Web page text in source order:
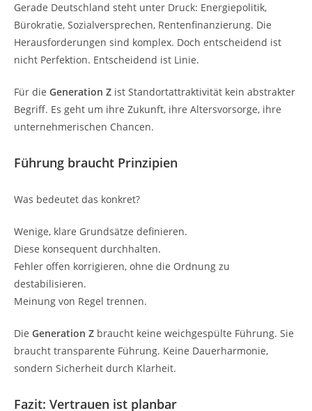
Gerade Deutschland steht unter Druck: Energiepolitik,
Bürokratie, Sozialversprechen, Rentenfinanzierung. Die
Herausforderungen sind komplex. Doch entscheidend ist
nicht Perfektion. Entscheidend ist Linie.
Für die Generation Z ist Standortattraktivität kein abstrakter
Begriff. Es geht um ihre Zukunft, ihre Altersvorsorge, ihre
unternehmerischen Chancen.
Führung braucht Prinzipien
Was bedeutet das konkret?
Wenige, klare Grundsätze definieren.
Diese konsequent durchhalten.
Fehler offen korrigieren, ohne die Ordnung zu
destabilisieren.
Meinung von Regel trennen.
Die Generation Z braucht keine weichgespülte Führung. Sie
braucht transparente Führung. Keine Dauerharmonie,
sondern Sicherheit durch Klarheit.
Fazit: Vertrauen ist planbar